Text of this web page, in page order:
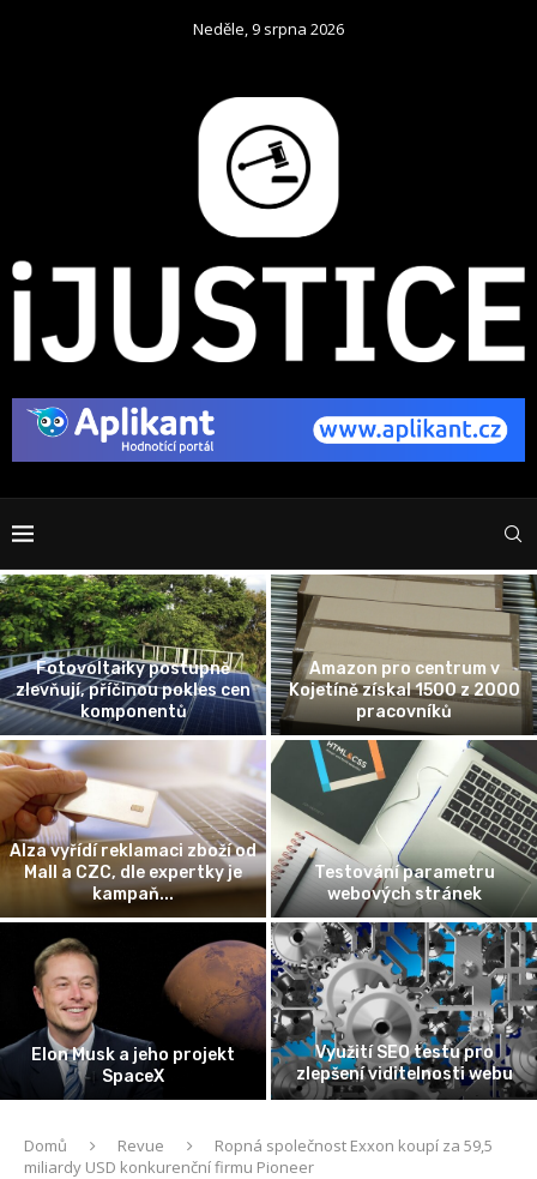
Neděle, 9 srpna 2026
Jak fungují recenze firem na
internetu
Zaměstnanec na
Nastupuje éra Cross-
Company Mobility
Možnost porovnání nabídek
pojištění domácnosti
Žena vyhrála soud s
ohledně poplatku za
předčasné splacení úvěru
K českým kořenům či identitě
se v USA hlásilo 1,4 milionu lidí
Schránka se vzorky z
planetky Bennu úspěšně
přistála v poušti v USA
Domů Revue
Ropná společnost Exxon koupí za 59,5
miliardy USD konkurenční firmu Pioneer